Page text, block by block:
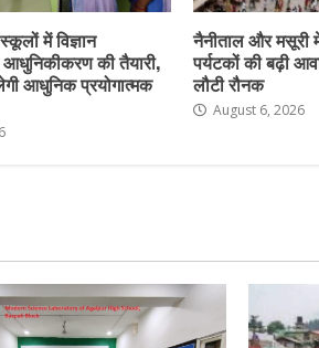
में विज्ञान
की तैयारी,
आधुनिक प्रयोगात्मक
नैनीताल और मसूरी
पर्यटकों की बढ़ी
लौटी रौनक
August 6, 2026